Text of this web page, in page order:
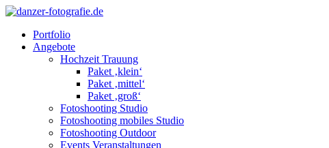
Portfolio
Angebote
Hochzeit Trauung
Paket ‚klein‘
Paket ‚mittel‘
Paket ‚groß‘
Fotoshooting Studio
Fotoshooting mobiles Studio
Fotoshooting Outdoor
Events Veranstaltungen